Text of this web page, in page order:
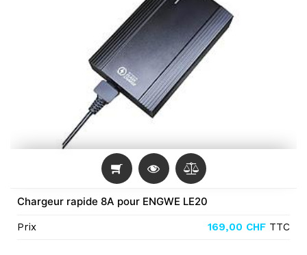
Chargeur rapide 8A pour ENGWE LE20
Prix 169,00 CHF TTC